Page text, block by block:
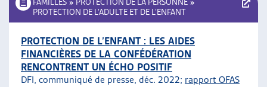
» »
PROTECTION DE L’ADULTE ET DE L’ENFANT
PROTECTION DE L’ENFANT : LES AIDES
FINANCIÈRES DE LA CONFÉDÉRATION
RENCONTRENT UN ÉCHO POSITIF
DFI, communiqué de presse, déc. 2022; rapport OFAS